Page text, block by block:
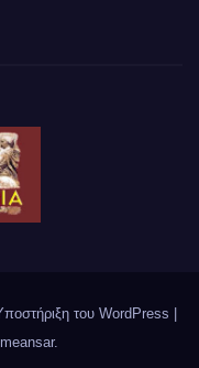
του WordPress
.